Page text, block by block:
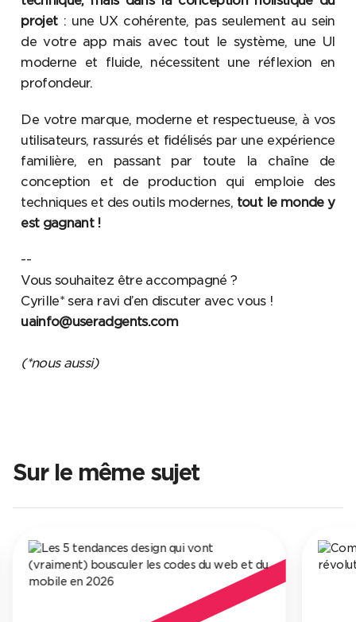
projet: une UX cohérente, pas seulement au sein
de votre app mais avec tout le système, une UI
moderne et fluide, nécessitent une réflexion en
profondeur.
De votre marque, moderne et respectueuse, à vos
utilisateurs, rassurés et fidélisés par une expérience
familière, en passant par toute la chaîne de
conception et de production qui emploie des
techniques et des outils modernes, tout le monde y
est gagnant !
--
Vous souhaitez être accompagné ?
Cyrille* sera ravi d’en discuter avec vous !
uainfo@useradgents.com
(*nous aussi)
Sur le même sujet